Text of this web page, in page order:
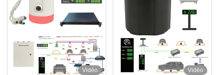
Vidéo Vidéo